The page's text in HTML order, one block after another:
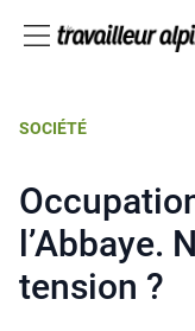
SOCIÉTÉ
l’Abbaye.
tension ?